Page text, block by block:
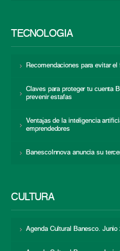
TECNOLOGÍA
Recomendaciones para evitar el
Claves para proteger tu cuenta
prevenir estafas
Ventajas de la inteligencia
emprendedores
BanescoInnova anuncia su
CULTURA
Agenda Cultural Banesco. Junio